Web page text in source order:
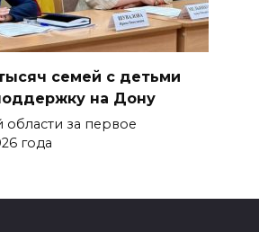
семей с детьми
на Дону
области за первое
года